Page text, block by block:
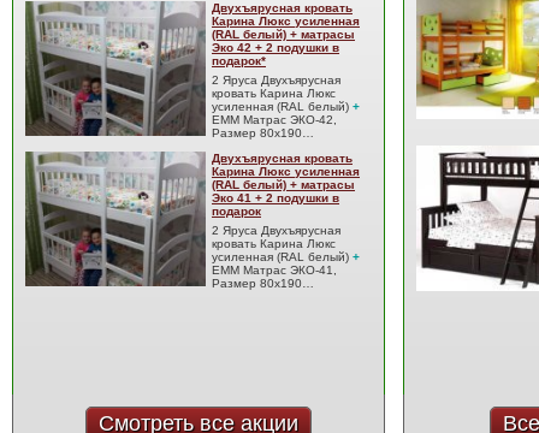
Двухъярусная кровать
Карина Люкс усиленная
(RAL белый) + матрасы
Эко 42 + 2 подушки в
подарок*
2 Яруса Двухъярусная
кровать Карина Люкс
усиленная (RAL белый) +
EMM Матрас ЭКО-42,
Размер 80x190…
Двухъярусная кровать
Карина Люкс усиленная
(RAL белый) + матрасы
Эко 41 + 2 подушки в
подарок
2 Яруса Двухъярусная
кровать Карина Люкс
усиленная (RAL белый) +
EMM Матрас ЭКО-41,
Размер 80x190…
Смотреть все акции